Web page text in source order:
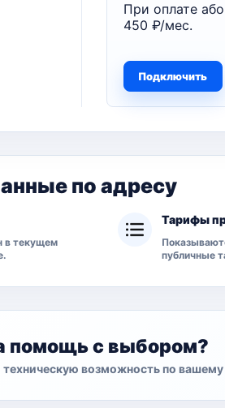
При оплате
450 ₽/мес.
Подключить
по адресу
в текущем
Тарифы
публичные
помощь с выбором?
возможность по вашему